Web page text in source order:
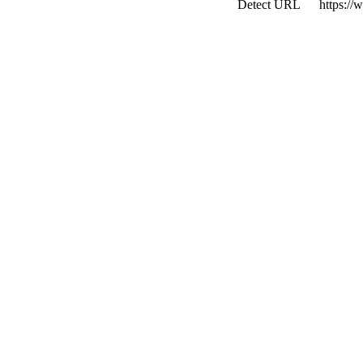
Detect URL
https://